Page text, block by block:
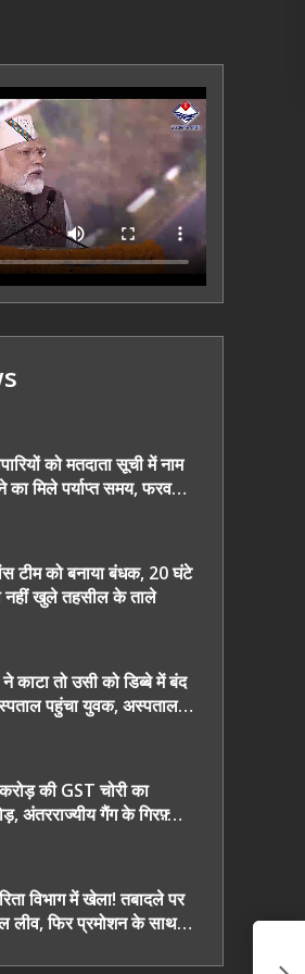
को मतदाता सूची में नाम
का मिले पर्याप्त समय, फरवरी
टीम को बनाया बंधक, 20 घंटे
नहीं खुले तहसील के ताले
ने काटा तो उसी को डिब्बे में बंद
पहुंचा युवक, अस्पताल में
की GST चोरी का
अंतरराज्यीय गैंग के गिरफ़्तार
विभाग में खेला! तबादले पर
लीव, फिर प्रमोशन के साथ